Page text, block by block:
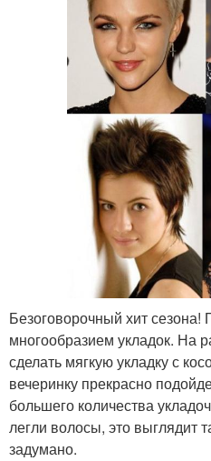
Безоговорочный хит сезона!
многообразием укладок. На
сделать мягкую укладку с
вечеринку прекрасно
большего количества
легли волосы, это выглядит
задумано.